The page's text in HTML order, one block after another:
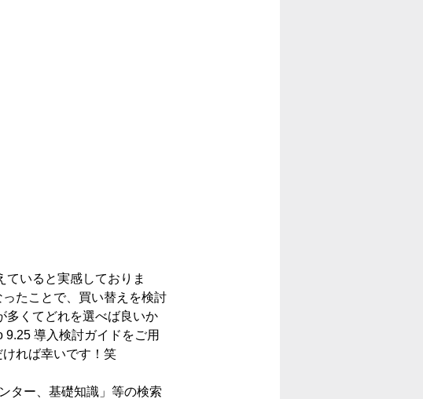
いると実感しておりま
たことで、買い替えを検討
多くてどれを選べば良いか
導入検討ガイドをご用
れば幸いです！笑
ター、基礎知識」等の検索